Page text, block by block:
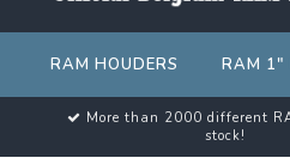
RAM HOUDERS RAM 1"
More than 2000 different
stock!